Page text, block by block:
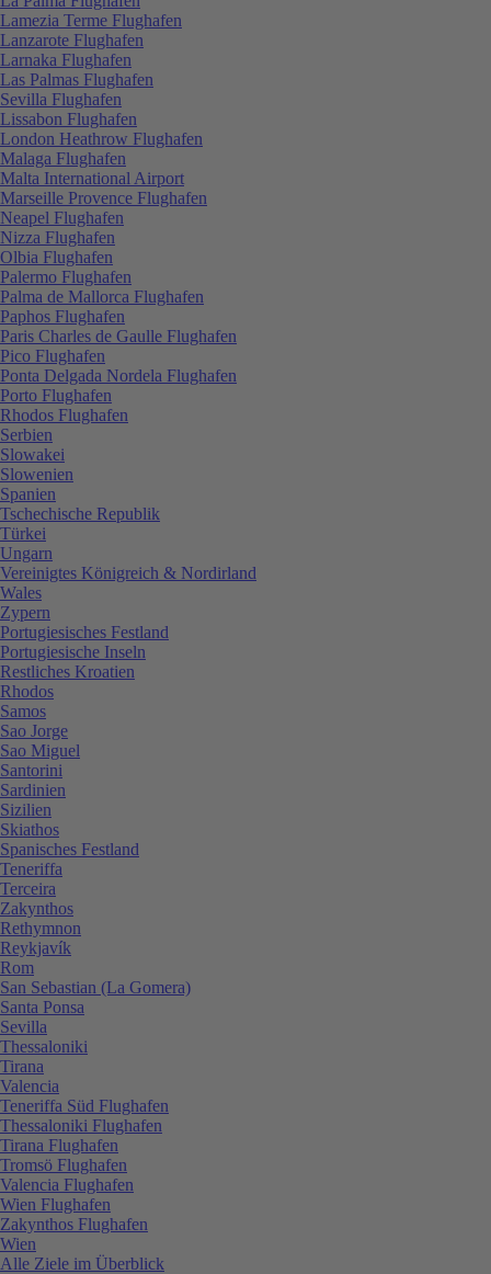
Lamezia Terme Flughafen
Lanzarote Flughafen
Larnaka Flughafen
Las Palmas Flughafen
Sevilla Flughafen
Lissabon Flughafen
London Heathrow Flughafen
Malaga Flughafen
Malta International Airport
Marseille Provence Flughafen
Neapel Flughafen
Nizza Flughafen
Olbia Flughafen
Palermo Flughafen
Palma de Mallorca Flughafen
Paphos Flughafen
Paris Charles de Gaulle Flughafen
Pico Flughafen
Ponta Delgada Nordela Flughafen
Porto Flughafen
Rhodos Flughafen
Serbien
Slowakei
Slowenien
Spanien
Tschechische Republik
Türkei
Ungarn
Vereinigtes Königreich & Nordirland
Wales
Zypern
Portugiesisches Festland
Portugiesische Inseln
Restliches Kroatien
Rhodos
Samos
Sao Jorge
Sao Miguel
Santorini
Sardinien
Sizilien
Skiathos
Spanisches Festland
Teneriffa
Terceira
Zakynthos
Rethymnon
Reykjavík
Rom
San Sebastian (La Gomera)
Santa Ponsa
Sevilla
Thessaloniki
Tirana
Valencia
Teneriffa Süd Flughafen
Thessaloniki Flughafen
Tirana Flughafen
Tromsö Flughafen
Valencia Flughafen
Wien Flughafen
Zakynthos Flughafen
Wien
Alle Ziele im Überblick